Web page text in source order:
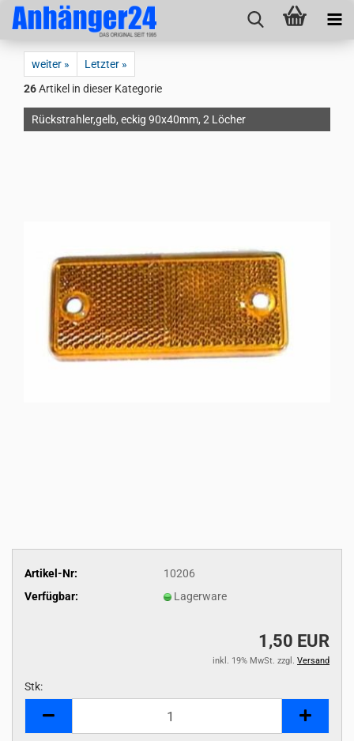
weiter »
Letzter »
26Artikel in dieser Kategorie
Rückstrahler,gelb, eckig 90x40mm, 2 Löcher
Artikel-Nr:
10206
Verfügbar:
Lagerware
1,50 EUR
inkl. 19% MwSt. zzgl. Versand
Stk: